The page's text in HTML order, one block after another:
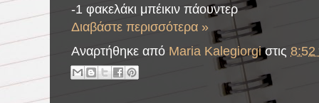
-1 φακελάκι μπέικιν πάουντερ
Διαβάστε περισσότερα »
Αναρτήθηκε από Maria Kalegiorgi στις 8:52